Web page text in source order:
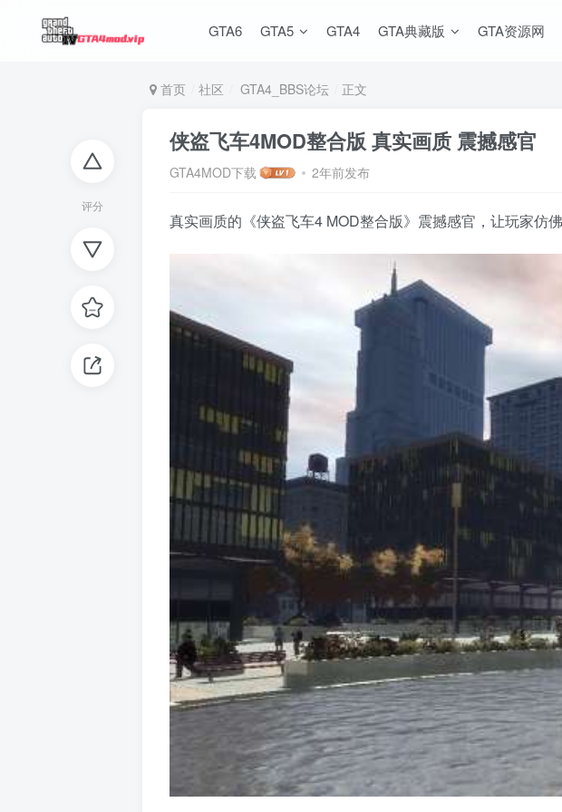
GTA6 GTA5 GTA4 GTA典藏版 GTA资源网
评分
首页 社区 GTA4_BBS论坛 正文
侠盗飞车4MOD整合版 真实画质 震撼感官
GTA4MOD下载 2年前发布
真实画质的《侠盗飞车4 MOD整合版》震撼感官，让玩家仿